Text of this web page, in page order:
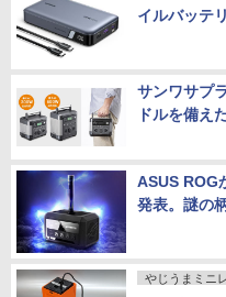
イルバッテ
サンワサプ
ドルを備え
ASUS ROG
発表。謎の
やじうまミニ